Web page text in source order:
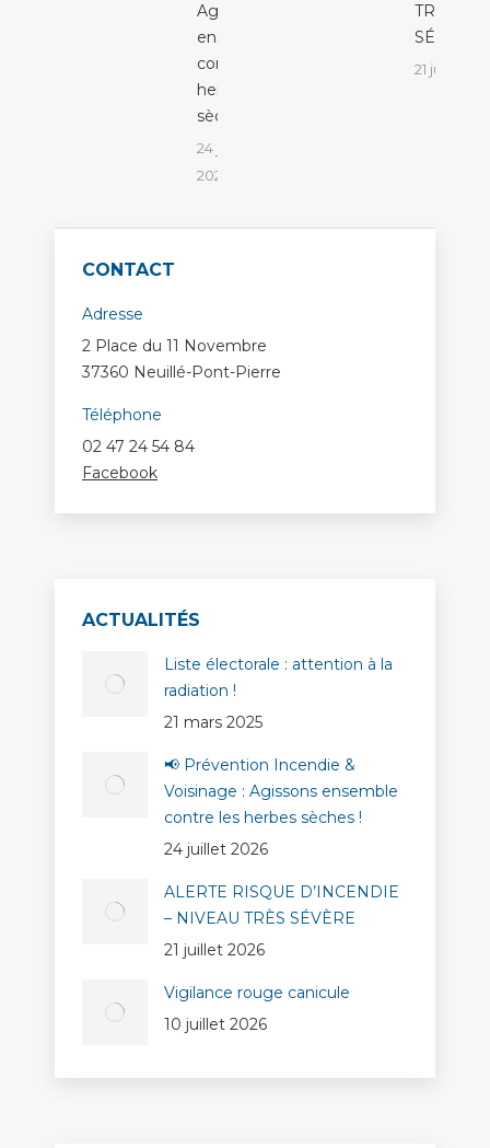
Agissons
ensemble
contre les
herbes
sèches !
24 juillet
2026
TRÈS
SÉVÈRE
21 juillet
CONTACT
Adresse
2 Place du 11 Novembre
37360 Neuillé-Pont-Pierre
Téléphone
02 47 24 54 84
Facebook
ACTUALITÉS
Liste électorale : attention à la
radiation !
21 mars 2025
📢 Prévention Incendie &
Voisinage : Agissons ensemble
contre les herbes sèches !
24 juillet 2026
ALERTE RISQUE D’INCENDIE
– NIVEAU TRÈS SÉVÈRE
21 juillet 2026
Vigilance rouge canicule
10 juillet 2026